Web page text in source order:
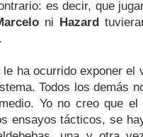
es decir, que
ni Hazard
ha ocurrido exponer el
Todos los demás
Yo no creo que el
ensayos tácticos, se